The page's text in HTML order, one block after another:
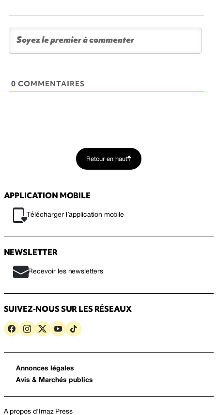
0 COMMENTAIRES
Retour en haut
APPLICATION MOBILE
Télécharger l’application mobile
NEWSLETTER
Recevoir les newsletters
SUIVEZ-NOUS SUR LES RÉSEAUX
Annonces légales
Avis & Marchés publics
A propos d’Imaz Press